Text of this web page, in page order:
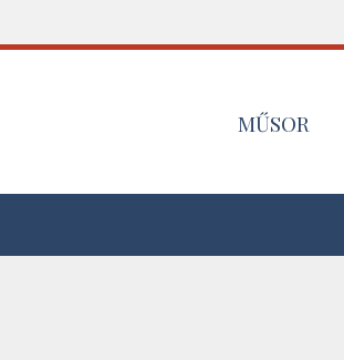
MŰSOR